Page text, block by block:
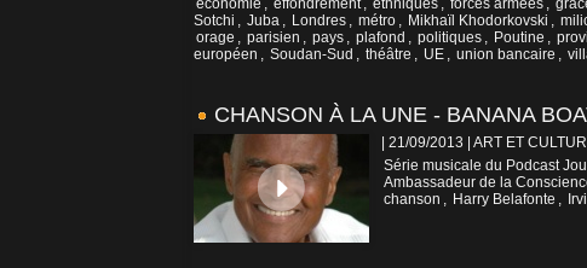
économie , effondrement , ethniques , forces armées ,
Sotchi , Juba , Londres , métro , Mikhaïl Khodorkovski ,
orage , parisien , pays , plafond , politiques , Poutine ,
européen , Soudan-Sud , théâtre , UE , union bancaire ,
CHANSON À LA UNE - BANANA
| 21/09/2013
ART ET
Série musicale du Podcast
Ambassadeur de la
chanson , Harry Belafonte ,